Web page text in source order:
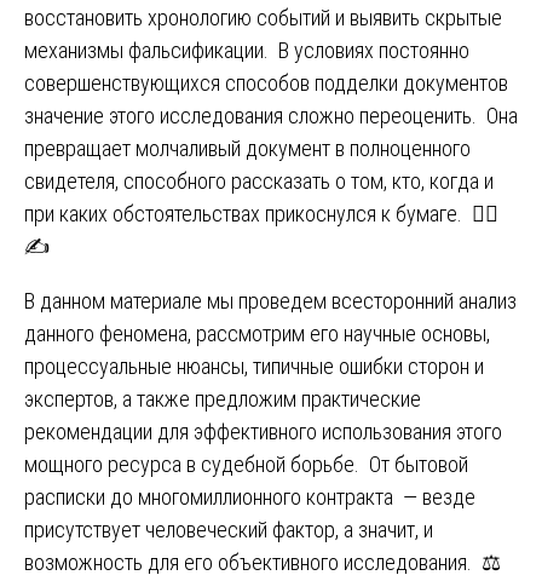
восстановить хронологию событий и выявить скрытые
механизмы фальсификации. В условиях постоянно
совершенствующихся способов подделки документов
значение этого исследования сложно переоценить. Она
превращает молчаливый документ в полноценного
свидетеля, способного рассказать о том, кто, когда и
при каких обстоятельствах прикоснулся к бумаге. 🕵️‍♂️
✍️
В данном материале мы проведем всесторонний анализ
данного феномена, рассмотрим его научные основы,
процессуальные нюансы, типичные ошибки сторон и
экспертов, а также предложим практические
рекомендации для эффективного использования этого
мощного ресурса в судебной борьбе. От бытовой
расписки до многомиллионного контракта — везде
присутствует человеческий фактор, а значит, и
возможность для его объективного исследования. ⚖️